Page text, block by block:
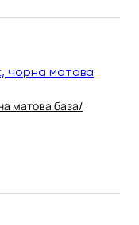
матова база/